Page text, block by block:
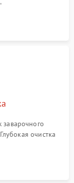
на слух.
для выявления
очистка
и накипи.
использованием